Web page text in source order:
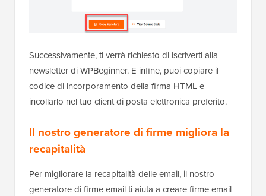
Successivamente, ti verrà richiesto di iscriverti alla
newsletter di WPBeginner. E infine, puoi copiare il
codice di incorporamento della firma HTML e
incollarlo nel tuo client di posta elettronica preferito.
Il nostro generatore di firme migliora la
recapitalità
Per migliorare la recapitalità delle email, il nostro
generatore di firme email ti aiuta a creare firme email